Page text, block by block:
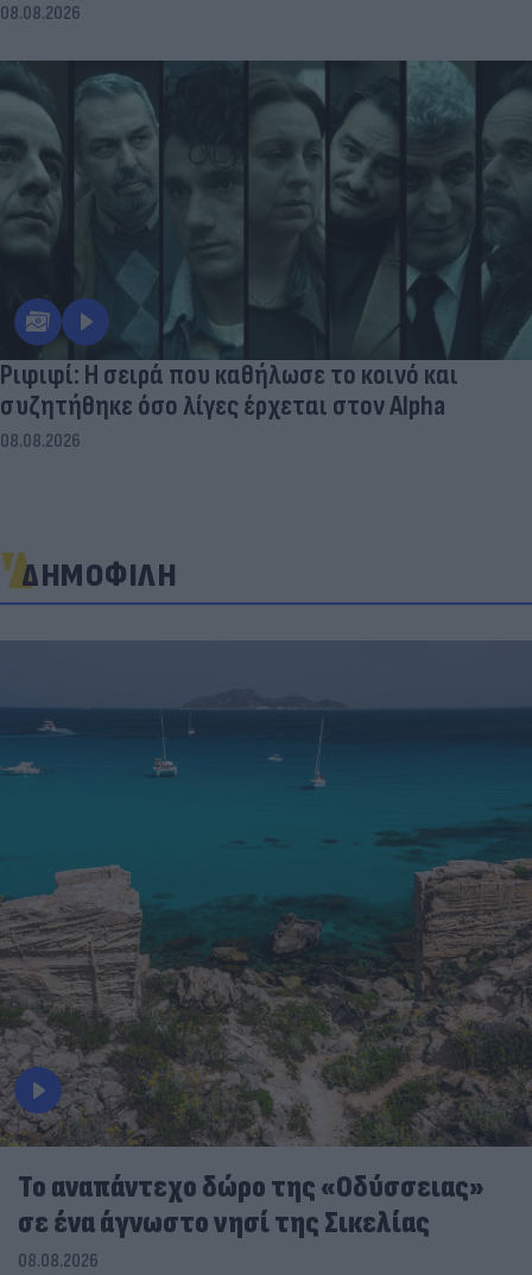
08.08.2026
Ριφιφί: Η σειρά που καθήλωσε το κοινό και
συζητήθηκε όσο λίγες έρχεται στον Alpha
08.08.2026
ΔΗΜΟΦΙΛΗ
To αναπάντεχο δώρο της «Οδύσσειας»
σε ένα άγνωστο νησί της Σικελίας
08.08.2026